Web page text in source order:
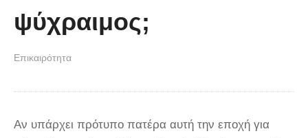
νοηματική με ένα μικρό κορίτσι
ψύχραιμος;
Επικαιρότητα
Αν υπάρχει πρότυπο πατέρα αυτή την εποχή για